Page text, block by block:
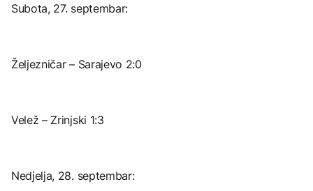
Subota, 27. septembar:
Željezničar – Sarajevo 2:0
Velež – Zrinjski 1:3
Nedjelja, 28. septembar: